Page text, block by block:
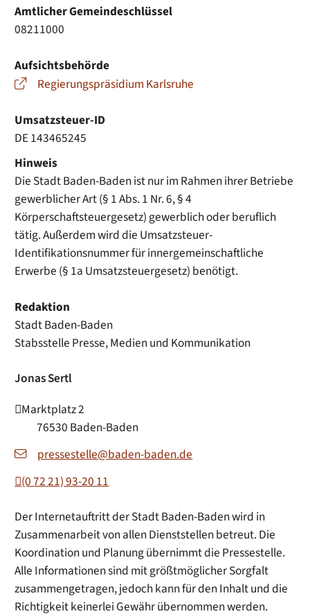
Amtlicher Gemeindeschlüssel
08211000
Aufsichtsbehörde
Regierungspräsidium Karlsruhe
Umsatzsteuer-ID
DE 143465245
Hinweis
Die Stadt Baden-Baden ist nur im Rahmen ihrer Betriebe
gewerblicher Art (§ 1 Abs. 1 Nr. 6, § 4
Körperschaftsteuergesetz) gewerblich oder beruflich
tätig. Außerdem wird die Umsatzsteuer-
Identifikationsnummer für innergemeinschaftliche
Erwerbe (§ 1a Umsatzsteuergesetz) benötigt.
Redaktion
Stadt Baden-Baden
Stabsstelle Presse, Medien und Kommunikation
JonasSertl
Marktplatz 2
76530 Baden-Baden
pressestelle@baden-baden.de
(07221) 93-20 11
Der Internetauftritt der Stadt Baden-Baden wird in
Zusammenarbeit von allen Dienststellen betreut. Die
Koordination und Planung übernimmt die Pressestelle.
Alle Informationen sind mit größtmöglicher Sorgfalt
zusammengetragen, jedoch kann für den Inhalt und die
Richtigkeit keinerlei Gewähr übernommen werden.